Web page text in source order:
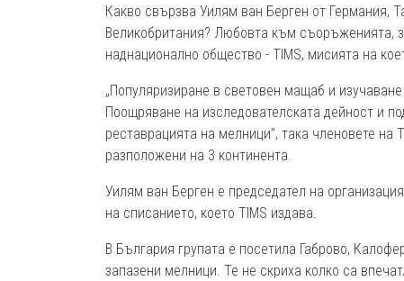
Какво свързва Уилям ван Берген от Германия,
Великобритания? Любовта към съоръженията,
наднационално общество - TIMS, мисията на
„Популяризиране в световен мащаб и
Поощряване на изследователската дейност и
реставрацията на мелници”, така членовете
разположени на 3 континента.
Уилям ван Берген е председател на
на списанието, което TIMS издава.
В България групата е посетила Габрово,
запазени мелници. Те не скриха колко са